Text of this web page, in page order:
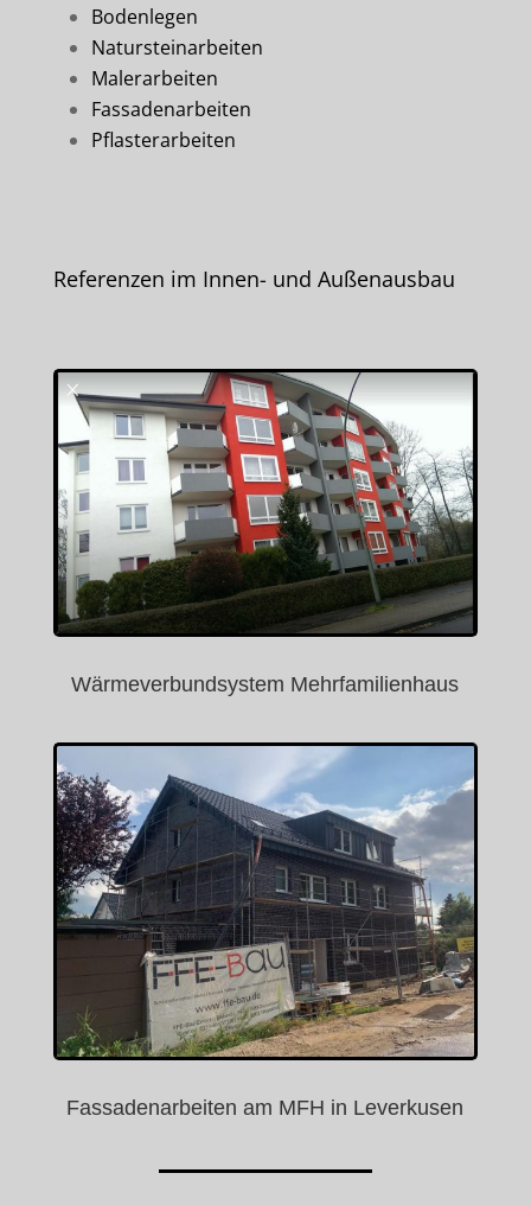
Bodenlegen
Natursteinarbeiten
Malerarbeiten
Fassadenarbeiten
Pflasterarbeiten
Referenzen im Innen- und Außenausbau
Wärmeverbundsystem Mehrfamilienhaus
Fassadenarbeiten am MFH in Leverkusen